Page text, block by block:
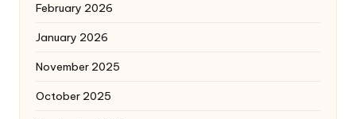
February 2026
January 2026
November 2025
October 2025